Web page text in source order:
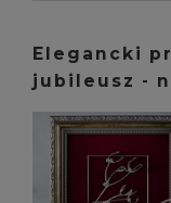
Elegancki
jubileusz -